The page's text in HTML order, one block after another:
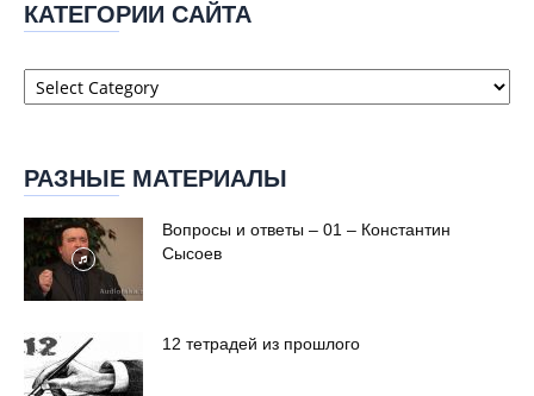
КАТЕГОРИИ САЙТА
Категории
сайта
РАЗНЫЕ МАТЕРИАЛЫ
Вопросы и ответы – 01 – Константин
Сысоев
12 тетрадей из прошлого